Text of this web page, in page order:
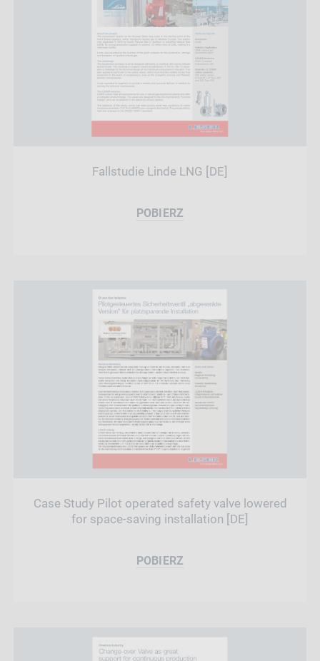
Fallstudie Linde LNG [DE]
POBIERZ
Case Study Pilot operated safety valve lowered
for space-saving installation [DE]
POBIERZ